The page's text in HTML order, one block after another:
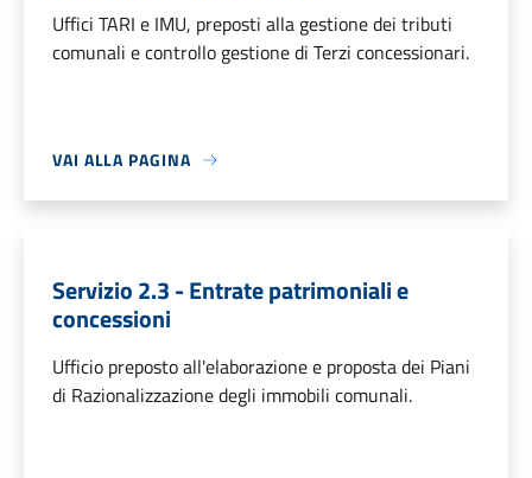
Uffici TARI e IMU, preposti alla gestione dei tributi
comunali e controllo gestione di Terzi concessionari.
VAI ALLA PAGINA
Servizio 2.3 - Entrate patrimoniali e
concessioni
Ufficio preposto all'elaborazione e proposta dei Piani
di Razionalizzazione degli immobili comunali.